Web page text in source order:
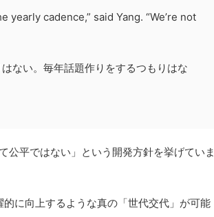
cadence,” said Yang. “We’re not
ない。毎年話題作りをするつもりはな
公平ではない」という開発方針を挙げていま
に向上するような真の「世代交代」が可能